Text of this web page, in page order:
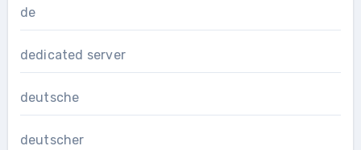
de
dedicated server
deutsche
deutscher